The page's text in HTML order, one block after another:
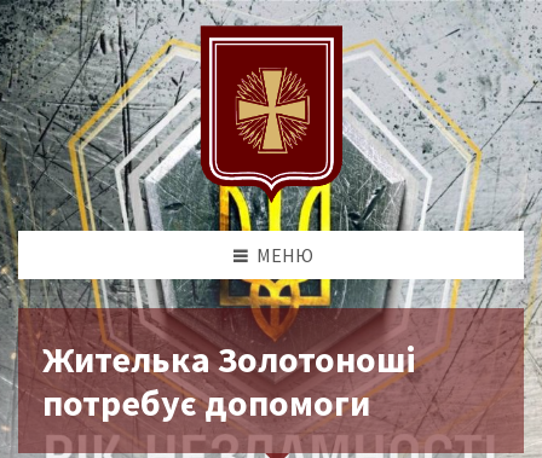
МЕНЮ
Жителька Золотоноші
потребує допомоги